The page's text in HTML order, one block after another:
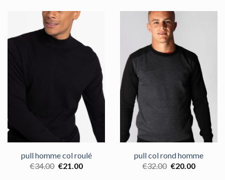
pull homme col roulé
€34.00 €21.00
pull col rond homme
€32.00 €20.00